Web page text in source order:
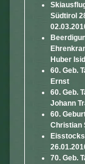
Südtirol
Huber
60. Geb.
Ernst
60. Geb.
Johann
60.
Christian
70. Geb.